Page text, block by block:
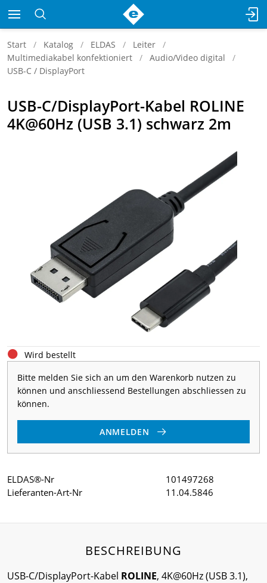
Start Katalog ELDAS
Leiter
Multimediakabel konfektioniert
Audio/Video digital
USB-C / DisplayPort
USB-C/DisplayPort-Kabel ROLINE
4K@60Hz (USB 3.1) schwarz 2m
Wird bestellt
Bitte melden Sie sich an um den Warenkorb nutzen zu
können und anschliessend Bestellungen abschliessen zu
können.
ANMELDEN
ELDAS®-Nr
101497268
Lieferanten-Art-Nr
11.04.5846
BESCHREIBUNG
USB-C/DisplayPort-Kabel ROLINE, 4K@60Hz (USB 3.1),